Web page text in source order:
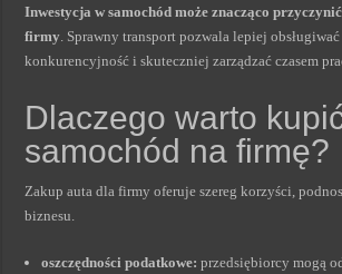
Inwestycja w samochód może znacząco
firmy. Sprawny transport pozwala lepiej
konkurencyjność i skuteczniej zarządzać czasem
Dlaczego warto
samochód na firmę?
Zakup auta dla firmy oferuje szereg korzyści,
biznesu.
oszczędności podatkowe: przedsiębiorcy mogą